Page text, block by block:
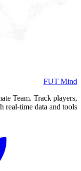
FUT Mind
Team. Track players,
real-time data and tools.